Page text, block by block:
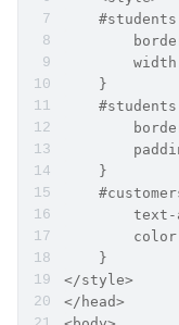
#students
    }
    }
    }
</style>
</head>